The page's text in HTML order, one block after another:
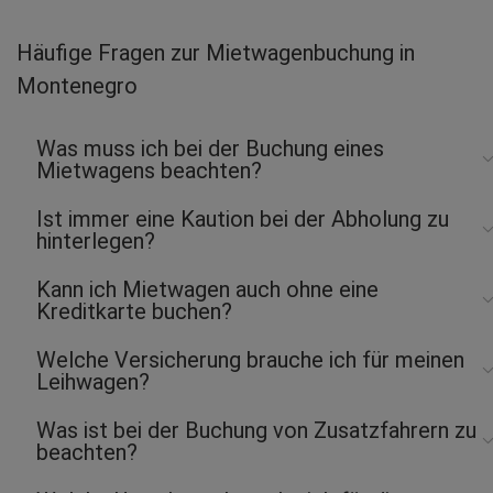
Abholort: Podgorica Flughafen
Vermieter: Green Motion
abgegeben am 06.05.2026
Abholort: Podgorica Flughafen
Gerhard B.
Abholort: Budva
Vermieter: Hertz
Fahri Ö.
abgegeben am 08.04.2026
Vermieter: Carwiz
Häufige Fragen zur Mietwagenbuchung in
Montenegro
Was muss ich bei der Buchung eines
Mietwagens beachten?
Ist immer eine Kaution bei der Abholung zu
hinterlegen?
Kann ich Mietwagen auch ohne eine
Kreditkarte buchen?
Welche Versicherung brauche ich für meinen
Leihwagen?
Was ist bei der Buchung von Zusatzfahrern zu
beachten?